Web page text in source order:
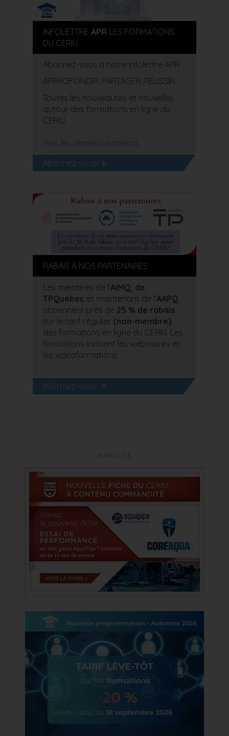
INFOLETTRE APR LES FORMATIONS
DU CERIU
Abonnez-vous à notre infolettre APR
APPROFONDIR. PARTAGER. RÉUSSIR.
Toutes les nouveautés et nouvelles
autour des formations en ligne du
CERIU.
Voir les derniers numéros.
Abonnez-vous!
RABAIS À NOS PARTENAIRES
Les membres de l'AIMQ, de
TPQuébec et maintenant de l'AAPQ
obtiennent près de 25 % de rabais
sur le tarif régulier (non-membre)
des formations en ligne du CERIU. Les
formations incluent les webinaires et
les vidéoformations.
Informez-vous